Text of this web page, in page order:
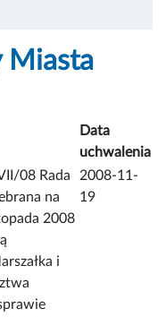
Miasta
Data
uchwalenia
08 Rada
na
2008
i
2008-11-
19